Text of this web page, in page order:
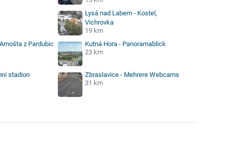
Lysá nad Labem - Kostel,
Vichrovka
19 km
z Pardubic
Kutná Hora - Panoramablick
23 km
stadion
Zbraslavice - Mehrere Webcams
31 km